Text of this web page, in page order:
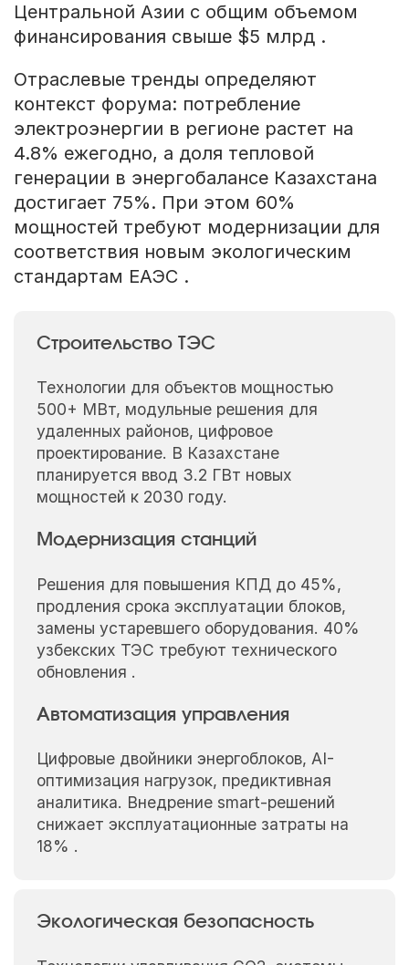
Центральной Азии с общим объемом
финансирования свыше $5 млрд .
Отраслевые тренды определяют
контекст форума: потребление
электроэнергии в регионе растет на
4.8% ежегодно, а доля тепловой
генерации в энергобалансе Казахстана
достигает 75%. При этом 60%
мощностей требуют модернизации для
соответствия новым экологическим
стандартам ЕАЭС .
Строительство ТЭС
Технологии для объектов мощностью
500+ МВт, модульные решения для
удаленных районов, цифровое
проектирование. В Казахстане
планируется ввод 3.2 ГВт новых
мощностей к 2030 году.
Модернизация станций
Решения для повышения КПД до 45%,
продления срока эксплуатации блоков,
замены устаревшего оборудования. 40%
узбекских ТЭС требуют технического
обновления .
Автоматизация управления
Цифровые двойники энергоблоков, AI-
оптимизация нагрузок, предиктивная
аналитика. Внедрение smart-решений
снижает эксплуатационные затраты на
18% .
Экологическая безопасность